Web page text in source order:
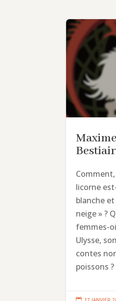
licorne
blanche
neige » ?
femmes-
Ulysse,
contes
poissons ?
